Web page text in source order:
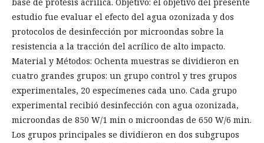
estudio fue evaluar el efecto del agua ozonizada y dos
protocolos de desinfección por microondas sobre la
resistencia a la tracción del acrílico de alto impacto.
Material y Métodos: Ochenta muestras se dividieron en
cuatro grandes grupos: un grupo control y tres grupos
experimentales, 20 especímenes cada uno. Cada grupo
experimental recibió desinfección con agua ozonizada,
microondas de 850 W/1 min o microondas de 650 W/6 min.
Los grupos principales se dividieron en dos subgrupos